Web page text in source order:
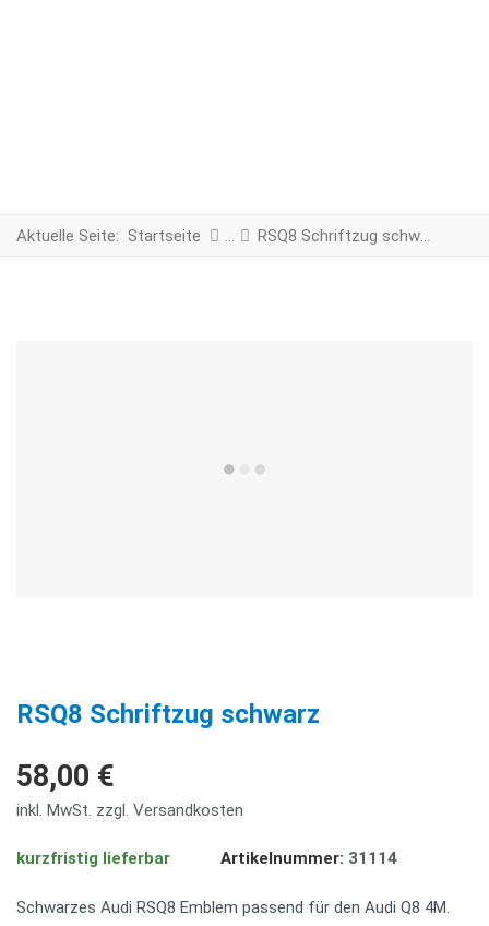
Aktuelle Seite: Startseite RSQ8 Schriftzug schwarz
RSQ8 Schriftzug schwarz
58,00 €
inkl. MwSt. zzgl. Versandkosten
kurzfristig lieferbar Artikelnummer: 31114
Schwarzes Audi RSQ8 Emblem passend für den Audi Q8 4M.